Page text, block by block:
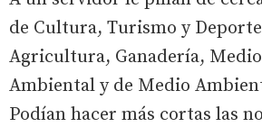
de Cultura, Turismo y
Agricultura, Ganadería,
Ambiental y de Medio
Podían hacer más cortas las